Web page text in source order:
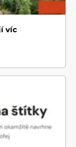
víc